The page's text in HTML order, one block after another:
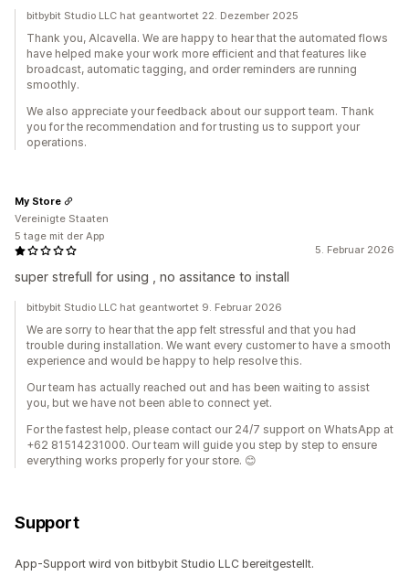
bitbybit Studio LLC hat geantwortet 22. Dezember 2025
Thank you, Alcavella. We are happy to hear that the automated flows
have helped make your work more efficient and that features like
broadcast, automatic tagging, and order reminders are running
smoothly.
We also appreciate your feedback about our support team. Thank
you for the recommendation and for trusting us to support your
operations.
5. Februar 2026
super strefull for using , no assitance to install
My Store
Vereinigte Staaten
5 tage mit der App
bitbybit Studio LLC hat geantwortet 9. Februar 2026
We are sorry to hear that the app felt stressful and that you had
trouble during installation. We want every customer to have a smooth
experience and would be happy to help resolve this.
Our team has actually reached out and has been waiting to assist
you, but we have not been able to connect yet.
For the fastest help, please contact our 24/7 support on WhatsApp at
+62 81514231000. Our team will guide you step by step to ensure
everything works properly for your store. 😊
Support
App-Support wird von bitbybit Studio LLC bereitgestellt.